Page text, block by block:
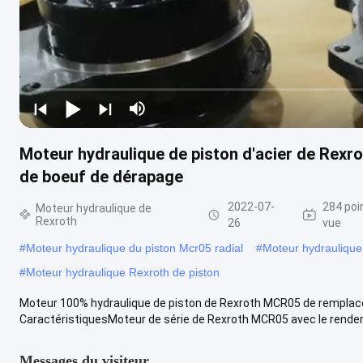
Moteur hydraulique de piston d'acier de
de boeuf de dérapage
Moteur hydraulique de
Rexroth
2022-07-
26
284
vue
#Moteur hydraulique du piston Mcr05 radial #Moteur
#Moteur hydraulique Rexroth de piston
Moteur 100% hydraulique de piston de Rexroth MCR05 de
CaractéristiquesMoteur de série de Rexroth MCR05 avec le